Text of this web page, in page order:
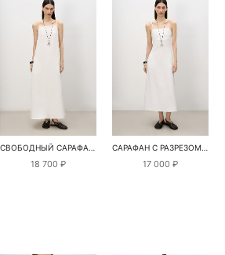
СВОБОДНЫЙ САРАФАН ИЗ 100% ЛЬНА
18 700 ₽
САРАФАН С РАЗРЕЗОМ ИЗ 100% ЛЬНА
17 000 ₽